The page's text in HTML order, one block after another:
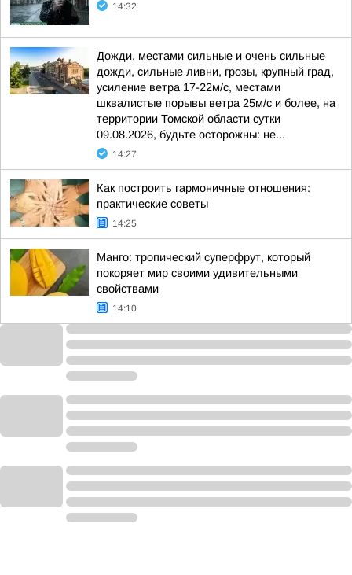
14:32
Дожди, местами сильные и очень сильные
дожди, сильные ливни, грозы, крупный град,
усиление ветра 17-22м/с, местами
шквалистые порывы ветра 25м/с и более, на
территории Томской области сутки
09.08.2026, будьте осторожны: не...
14:27
Как построить гармоничные отношения:
практические советы
14:25
Манго: тропический суперфрут, который
покоряет мир своими удивительными
свойствами
14:10